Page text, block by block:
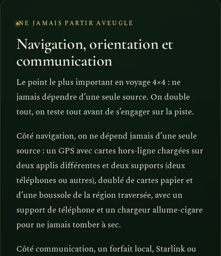
NE JAMAIS PARTIR AVEUGLE
Navigation, orientation et
communication
Le point le plus important en voyage 4×4 : ne
jamais dépendre d’une seule source. On double
tout, on teste tout avant de s’engager sur la piste.
Côté navigation, on ne dépend jamais d’une seule
source : un GPS avec cartes hors-ligne chargées sur
deux applis différentes et deux supports (deux
téléphones ou autres), doublé de cartes papier et
d’une boussole de la région traversée, avec un
support de téléphone et un chargeur allume-cigare
pour ne jamais tomber à sec.
Côté communication, un forfait local, Starlink ou